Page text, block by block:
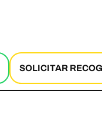
SOLICITAR